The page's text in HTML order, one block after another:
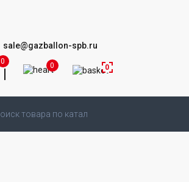
sale@gazballon-spb.ru
0
0 0